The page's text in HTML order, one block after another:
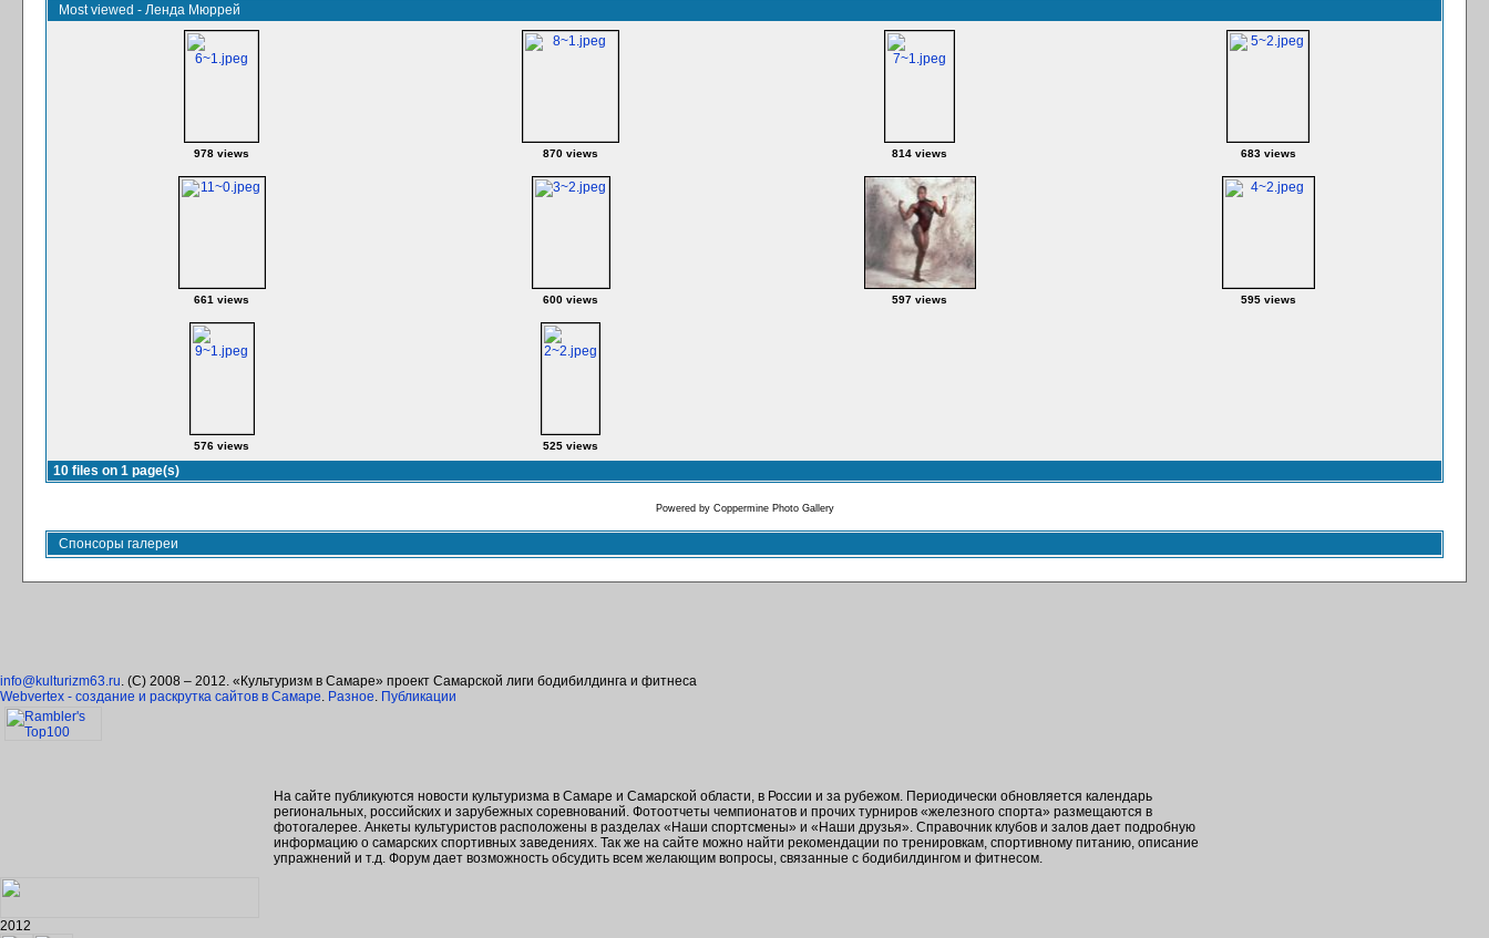
Most viewed - Ленда Мюррей
978 views 870 views 814 views 683 views
661 views 600 views 597 views 595 views
576 views 525 views
10 files on 1 page(s)
Powered by Coppermine Photo Gallery
Спонсоры галереи
info@kulturizm63.ru. (C) 2008 – 2012. «Культуризм в Самаре» проект Самарской лиги бодибилдинга и фитнеса
Webvertex - создание и раскрутка сайтов в Самаре. Разное. Публикации
На сайте публикуются новости культуризма в Самаре и Самарской области, в России и за рубежом. Периодически обновляется календарь
региональных, российских и зарубежных соревнований. Фотоотчеты чемпионатов и прочих турниров «железного спорта» размещаются в
фотогалерее. Анкеты культуристов расположены в разделах «Наши спортсмены» и «Наши друзья». Справочник клубов и залов дает подробную
информацию о самарских спортивных заведениях. Так же на сайте можно найти рекомендации по тренировкам, спортивному питанию, описание
упражнений и т.д. Форум дает возможность обсудить всем желающим вопросы, связанные с бодибилдингом и фитнесом.
2012